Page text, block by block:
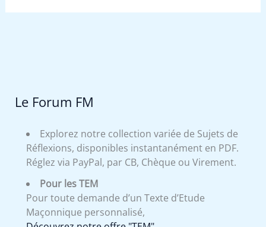
Le Forum FM
Explorez notre collection variée de Sujets de
Réflexions, disponibles instantanément en PDF.
Réglez via PayPal, par CB, Chèque ou Virement.
Pour les TEM
Pour toute demande d’un Texte d’Etude
Maçonnique personnalisé,